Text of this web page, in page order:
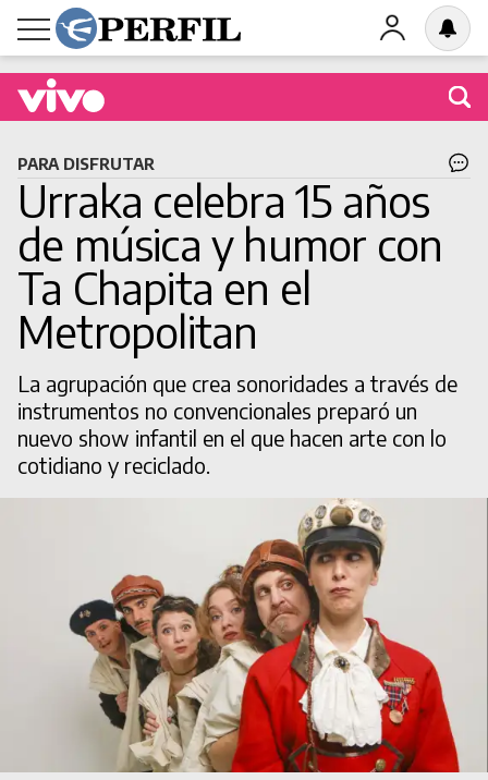
BUSCAR
PARA DISFRUTAR
Urraka celebra 15 años
de música y humor con
Ta Chapita en el
Metropolitan
La agrupación que crea sonoridades a través de
instrumentos no convencionales preparó un
nuevo show infantil en el que hacen arte con lo
cotidiano y reciclado.